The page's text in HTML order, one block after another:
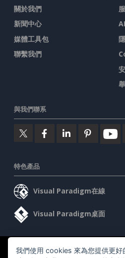
關於我們
新聞中心
媒體工具包
聯繫我們
與我們聯系
特色產品
Visual Paradigm在線
Visual Paradigm桌面
©2026 by Visual Paradigm. 版權所有。
我們使用 cookies 來為您提供更好